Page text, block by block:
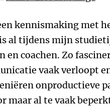
kennismaking met
al tijdens mijn
en coachen. Zo
vaak verloopt
onproductieve
maar al te vaak